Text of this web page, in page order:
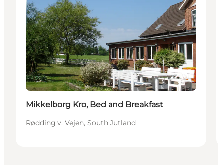
Mikkelborg Kro, Bed and Breakfast
Rødding v. Vejen, South Jutland